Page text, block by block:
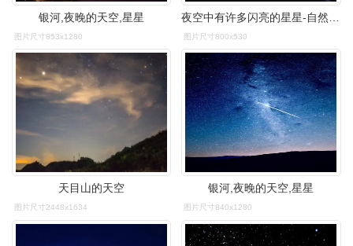
银河,夜晚的天空,星星
图片尺寸853x1280 图片尺寸800x530
天目山的天空
图片尺寸2448x1634
银河,夜晚的天空,星星
图片尺寸840x1280